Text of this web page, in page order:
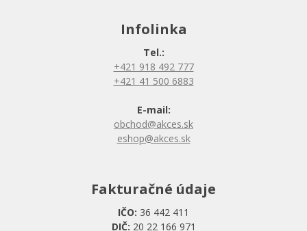
Infolinka
Tel.:
+421 918 492 777
+421 41 500 6883
E-mail:
obchod@akces.sk
eshop@akces.sk
Fakturačné údaje
IČO: 36 442 411
DIČ: 20 22 166 971